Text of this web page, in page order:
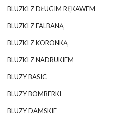
BLUZKI Z DŁUGIM RĘKAWEM
BLUZKI Z FALBANĄ
BLUZKI Z KORONKĄ
BLUZKI Z NADRUKIEM
BLUZY BASIC
BLUZY BOMBERKI
BLUZY DAMSKIE